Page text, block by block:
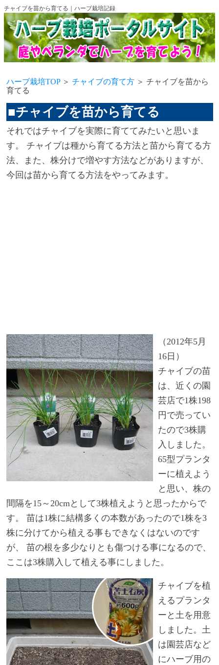
チャイブを苗から育てる｜ハーブ栽培記録
ハーブ栽培TOP＞ チャイブの育て方 ＞ チャイブを苗から
育てる
■チャイブを苗から育てる
それではチャイブを実際に育ててみたいと思いま
す。 チャイブは種から育てる方法と苗から育てる方
法、また、株分けで増やす方法などがありますが、
今回は苗から育てる方法をやってみます。
（2012年5月
16日）
チャイブの苗
は、近くの園
芸店で1株198
円で売ってい
たので3株購
入しました。
65型プランタ
ーに植えよう
と思い、株の
間隔を15～20cmとして3株植えようと思ったからで
す。 苗は1株に結構多くの本数があったので1株を3
株に分けてから植える事もできなくはないのです
が、 苗の根を多少なりとも傷つける事になるので、
ここは3株購入して植える事にしました。
チャイブを植
えるプランタ
ーと土を用意
しました。土
は園芸店など
にハーブ用の